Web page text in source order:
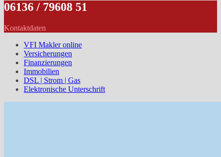
06136 / 79608 51
Kontaktdaten
VFI Makler online
Versicherungen
Finanzierungen
Immobilien
DSL | Strom | Gas
Elektronische Unterschrift